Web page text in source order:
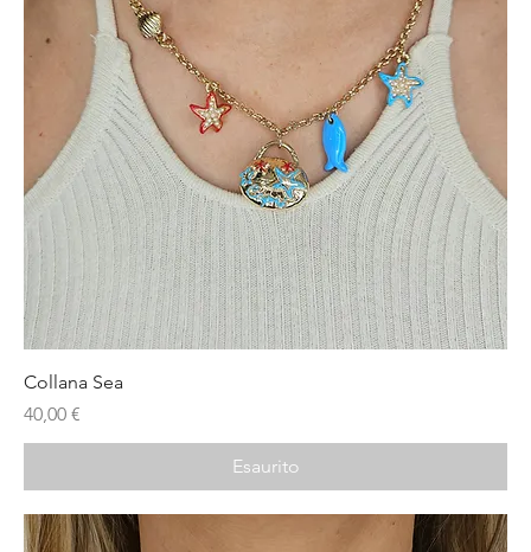
Collana Sea
Prezzo
40,00 €
Esaurito